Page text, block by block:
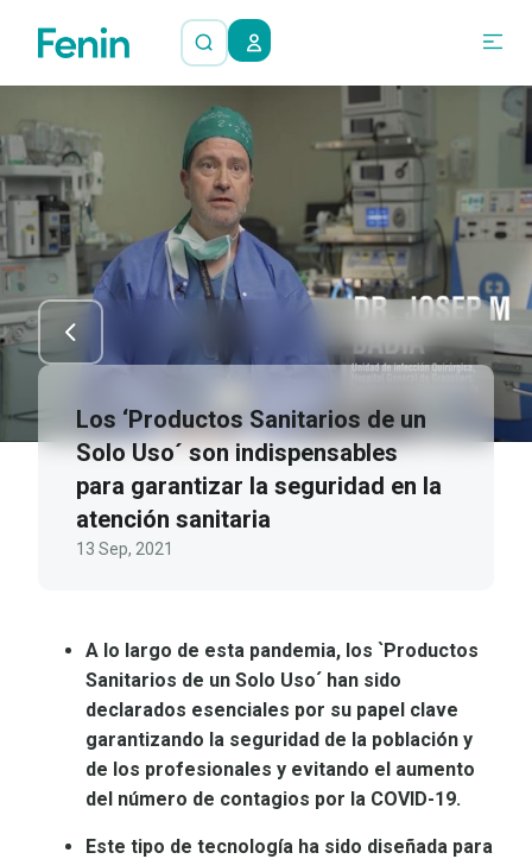
Los ‘Productos Sanitarios de un
Solo Uso´ son indispensables
para garantizar la seguridad en la
atención sanitaria
13 Sep, 2021
A lo largo de esta pandemia, los `Productos
Sanitarios de un Solo Uso´ han sido
declarados esenciales por su papel clave
garantizando la seguridad de la población y
de los profesionales y evitando el aumento
del número de contagios por la COVID-19.
Este tipo de tecnología ha sido diseñada para